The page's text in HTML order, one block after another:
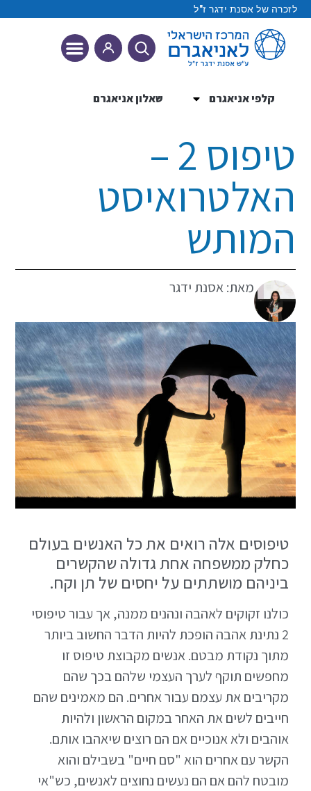
לזכרה של אסנת ידגר ז"ל
קלפי אניאגרם שאלון אניאגרם
טיפוס 2 –
האלטרואיסט
המותש
מאת: אסנת ידגר
טיפוסים אלה רואים את כל האנשים בעולם
כחלק ממשפחה אחת גדולה שהקשרים
ביניהם מושתתים על יחסים של תן וקח.
כולנו זקוקים לאהבה ונהנים ממנה, אך עבור טיפוסי
2 נתינת אהבה הופכת להיות הדבר החשוב ביותר
מתוך נקודת מבטם. אנשים מקבוצת טיפוס זו
מחפשים תוקף לערך העצמי שלהם בכך שהם
מקריבים את עצמם עבור אחרים. הם מאמינים שהם
חייבים לשים את האחר במקום הראשון ולהיות
אוהבים ולא אנוכיים אם הם רוצים שיאהבו אותם.
הקשר עם אחרים הוא "סם חיים" בשבילם והוא
מובטח להם אם הם נעשים נחוצים לאנשים, כש"אי